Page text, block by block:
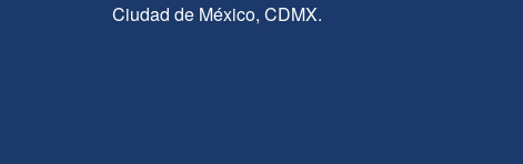
Ciudad de México, CDMX.